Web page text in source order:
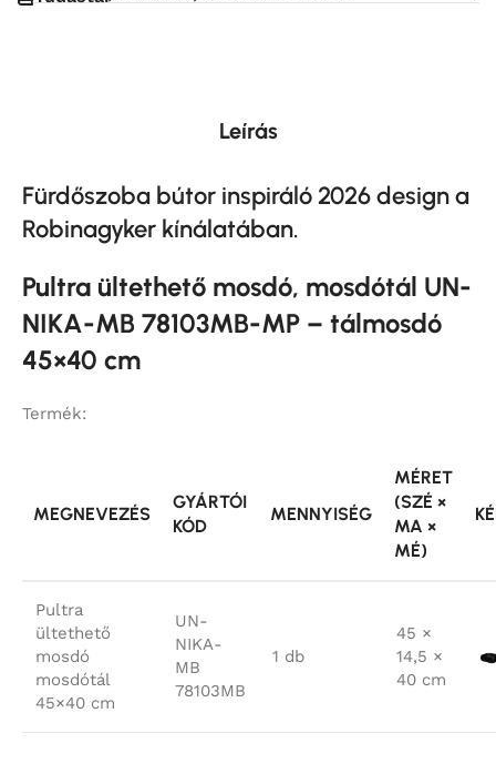
Leírás
Fürdőszoba bútor inspiráló 2026 design a
Robinagyker kínálatában.
Pultra ültethető mosdó, mosdótál UN-
NIKA-MB 78103MB-MP – tálmosdó
45×40 cm
Termék:
MEGNEVEZÉS
GYÁRTÓI
KÓD
MENNYISÉG
MÉRET
(SZÉ ×
MA ×
MÉ)
Pultra
ültethető
mosdó
mosdótál
45×40 cm
UN-
NIKA-
MB
78103MB
1 db
45 ×
14,5 ×
40 cm